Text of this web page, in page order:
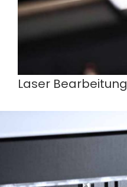
Laser Bearbeitung